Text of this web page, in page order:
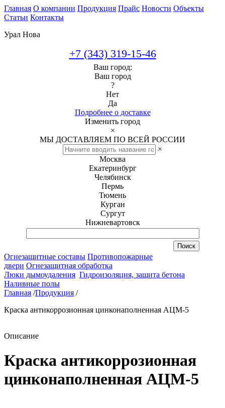
Главная О компании Продукция Прайс Новости Объекты
Статьи Контакты
Урал Нова
+7 (343) 319-15-46
Ваш город:
Ваш город
?
Нет
Да
Подробнее о доставке
Изменить город
×
МЫ ДОСТАВЛЯЕМ ПО ВСЕЙ РОССИИ
×
Москва
Екатеринбург
Челябинск
Пермь
Тюмень
Курган
Сургут
Нижневартовск
Огнезащитные составы Противопожарные
двери Огнезащитная обработка
Люки дымоудаления Гидроизоляция, защита бетона
Наливные полы
Главная /Продукция /
Краска антикоррозионная цинконаполненная АЦМ-5
Описание
Краска антикоррозионная
цинконаполненная АЦМ-5